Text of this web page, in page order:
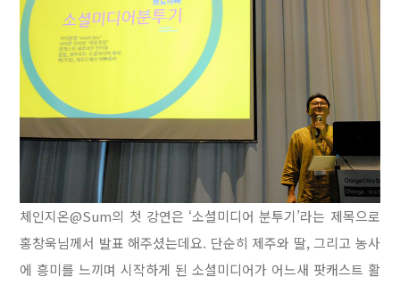
체인지온@Sum의 첫 강연은 ‘소셜미디어 분투기’라는 제목으로
홍창욱님께서 발표 해주셨는데요. 단순히 제주와 딸, 그리고 농사
에 흥미를 느끼며 시작하게 된 소셜미디어가 어느새 팟캐스트 활